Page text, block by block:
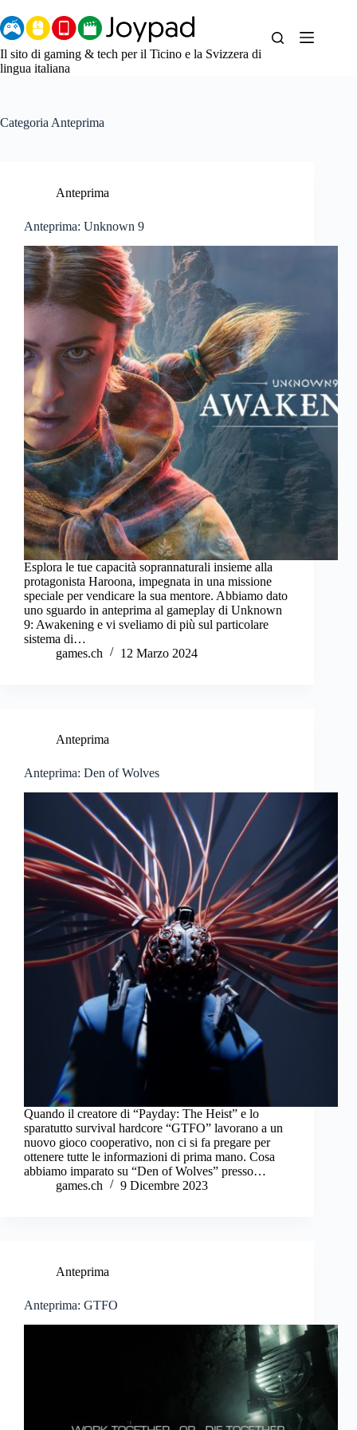
al
contenuto
Il sito di gaming & tech per il Ticino e la Svizzera di
lingua italiana
Categoria Anteprima
Anteprima
Anteprima: Unknown 9
Esplora le tue capacità soprannaturali insieme alla
protagonista Haroona, impegnata in una missione
speciale per vendicare la sua mentore. Abbiamo dato
uno sguardo in anteprima al gameplay di Unknown
9: Awakening e vi sveliamo di più sul particolare
sistema di…
games.ch
12 Marzo 2024
Anteprima
Anteprima: Den of Wolves
Quando il creatore di “Payday: The Heist” e lo
sparatutto survival hardcore “GTFO” lavorano a un
nuovo gioco cooperativo, non ci si fa pregare per
ottenere tutte le informazioni di prima mano. Cosa
abbiamo imparato su “Den of Wolves” presso…
games.ch
9 Dicembre 2023
Anteprima
Anteprima: GTFO